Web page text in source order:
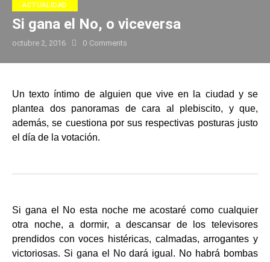
ACTUALIDAD
Si gana el No, o viceversa
octubre 2, 2016 0 Comments
Un texto íntimo de alguien que vive en la ciudad y se
plantea dos panoramas de cara al plebiscito, y que,
además, se cuestiona por sus respectivas posturas justo
el día de la votación.
Si gana el No esta noche me acostaré como cualquier
otra noche, a dormir, a descansar de los televisores
prendidos con voces histéricas, calmadas, arrogantes y
victoriosas. Si gana el No dará igual. No habrá bombas